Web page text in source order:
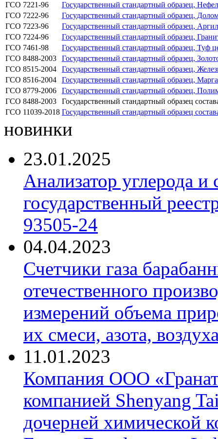
ГСО 7221-96
Государственный стандартный образец,
ГСО 7222-96
Государственный стандартный образец,
ГСО 7223-96
Государственный стандартный образец,
ГСО 7224-96
Государственный стандартный образец,
ГСО 7461-98
Государственный стандартный образец,
ГСО 8488-2003
Государственный стандартный образец,
ГСО 8515-2004
Государственный стандартный образец,
ГСО 8516-2004
Государственный стандартный образец,
ГСО 8779-2006
Государственный стандартный образец,
ГСО 8488-2003
Государственный стандартный образец
ГСО 11039-2018 Государственный стандартный образец
новинки
23.01.2025
Анализатор углерода
государственный
93505-24
04.04.2023
Счетчики газа
отечественного
измерений объема
их смеси, азота,
11.01.2023
Компания ООО
компанией Shenyang
дочерней химической